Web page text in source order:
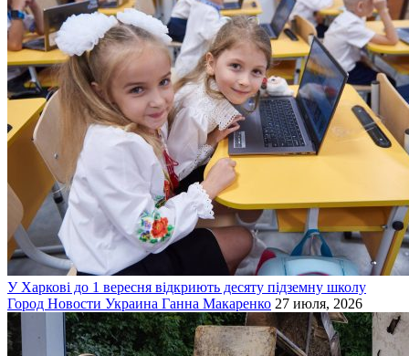
У Харкові до 1 вересня відкриють десяту підземну школу
Город Новости Украина Ганна Макаренко 27 июля, 2026